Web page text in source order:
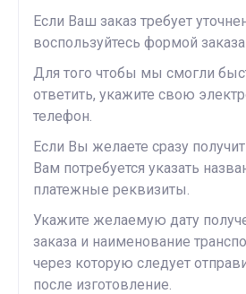
Если Ваш заказ требует
воспользуйтесь формой
Для того чтобы мы смогли
ответить, укажите свою
телефон.
Если Вы желаете сразу
Вам потребуется указать
платежные реквизиты.
Укажите желаемую дату
заказа и наименование
через которую следует
после изготовление.